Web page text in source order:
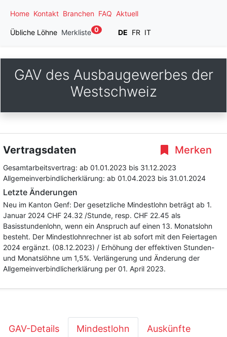
Home Kontakt Branchen FAQ Aktuell
Übliche Löhne Merkliste 0 DE FR IT
GAV des Ausbaugewerbes der
Westschweiz
Merken
Vertragsdaten
Gesamtarbeitsvertrag: ab 01.01.2023 bis 31.12.2023
Allgemeinverbindlicherklärung: ab 01.04.2023 bis 31.01.2024
Letzte Änderungen
Neu im Kanton Genf: Der gesetzliche Mindestlohn beträgt ab 1.
Januar 2024 CHF 24.32 /Stunde, resp. CHF 22.45 als
Basisstundenlohn, wenn ein Anspruch auf einen 13. Monatslohn
besteht. Der Mindestlohnrechner ist ab sofort mit den Feiertagen
2024 ergänzt. (08.12.2023) / Erhöhung der effektiven Stunden-
und Monatslöhne um 1,5%. Verlängerung und Änderung der
Allgemeinverbindlicherklärung per 01. April 2023.
GAV-Details Mindestlohn Auskünfte